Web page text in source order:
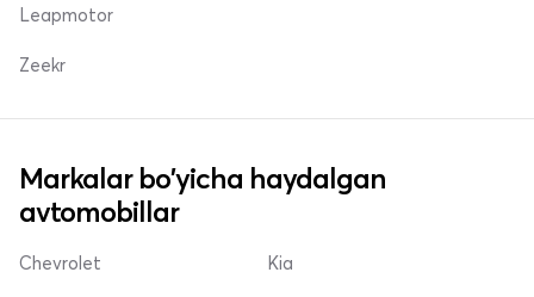
Leapmotor
Zeekr
Markalar bo'yicha haydalgan
avtomobillar
Chevrolet Kia